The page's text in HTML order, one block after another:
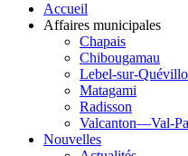
Accueil
Affaires municipales
Chapais
Chibougamau
Lebel-sur-
Matagami
Radisson
Valcanton—Val-
Nouvelles